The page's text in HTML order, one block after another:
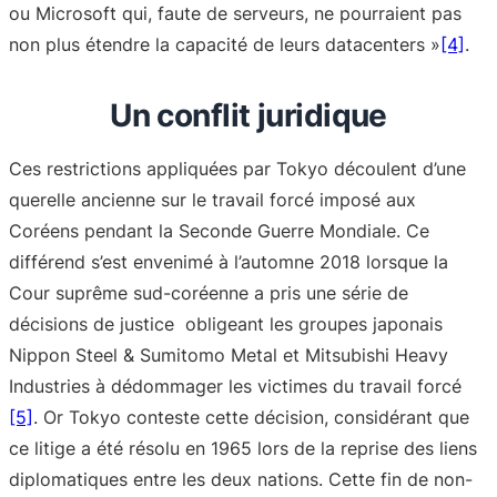
ou Microsoft qui, faute de serveurs, ne pourraient pas
non plus étendre la capacité de leurs datacenters »[4].
Un conflit juridique
Ces restrictions appliquées par Tokyo découlent d’une
querelle ancienne sur le travail forcé imposé aux
Coréens pendant la Seconde Guerre Mondiale. Ce
différend s’est envenimé à l’automne 2018 lorsque la
Cour suprême sud-coréenne a pris une série de
décisions de justice obligeant les groupes japonais
Nippon Steel & Sumitomo Metal et Mitsubishi Heavy
Industries à dédommager les victimes du travail forcé
[5]. Or Tokyo conteste cette décision, considérant que
ce litige a été résolu en 1965 lors de la reprise des liens
diplomatiques entre les deux nations. Cette fin de non-